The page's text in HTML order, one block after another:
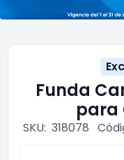
Funda
para
SKU: 318078